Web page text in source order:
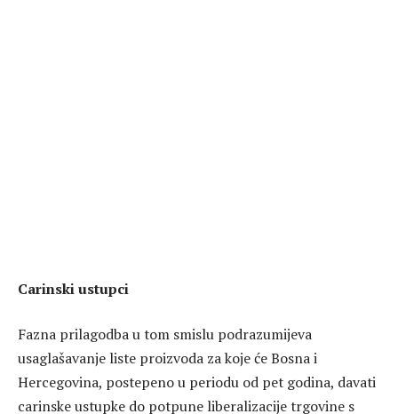
Carinski ustupci
Fazna prilagodba u tom smislu podrazumijeva
usaglašavanje liste proizvoda za koje će Bosna i
Hercegovina, postepeno u periodu od pet godina, davati
carinske ustupke do potpune liberalizacije trgovine s